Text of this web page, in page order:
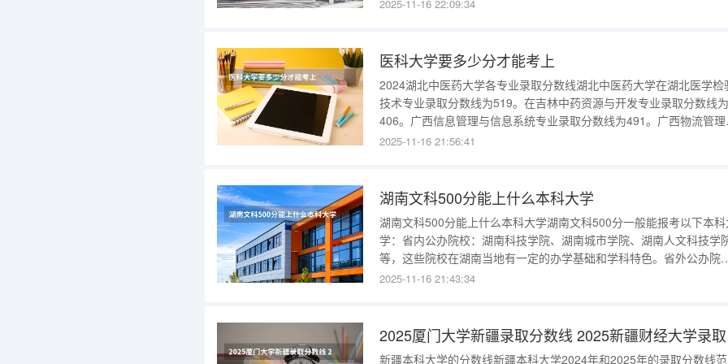
2025-11-16 22:09:34
医科大学要多少分才能考上
2024湖北中医药大学各专业录取分数线湖北中医药大学在湖北医学检
技术专业录取分数线为519。在吉林中药资源与开发专业录取分数线为
406。广西信息管理与信息系统专业录取分数线为491。广西物流管理
业录取分数线为477。湖北本科批物理医学检验技术专业最低录取分数
2025-11-16 21:56:41
湖南文科500分能上什么本科大学
湖南文科500分能上什么本科大学湖南文科500分一般能报考以下本
学：省内公办院校：湖南科技学院、湖南城市学院、湖南人文科技学
等，这些院校在湖南当地有一定的办学基础和学科特色。省外公办院
校：师范类：池州学院（安徽）、玉溪师范学院（云南）、岭南师范学
2025-11-16 21:43:34
新疆本科大学的分数线新疆本科大学2024年和2025年的录取分数线